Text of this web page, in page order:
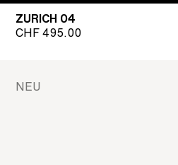
ZURICH 04
CHF495.00
NEU